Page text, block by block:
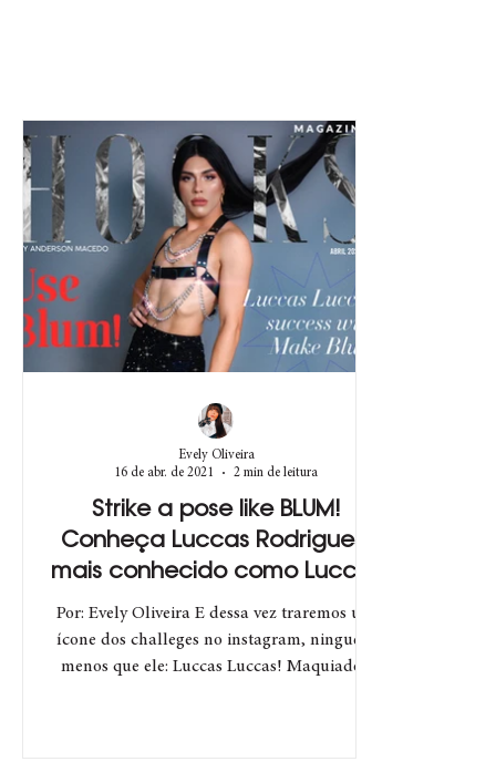
Strike a pose like BLUM!
Conheça Luccas Rodrigues,
mais conhecido como Luccas
Luccas.
Por: Evely Oliveira E dessa vez traremos um
ícone dos challeges no instagram, ninguém
menos que ele: Luccas Luccas! Maquiador,
Evely Oliveira
16 de abr. de 2021
2 min de leitura